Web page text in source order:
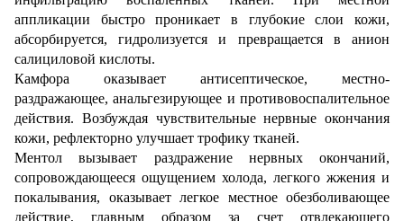
аппликации быстро проникает в глубокие слои кожи,
абсорбируется, гидролизуется и превращается в анион
салициловой кислоты.
Камфора оказывает антисептическое, местно-
раздражающее, анальгезирующее и противовоспалительное
действия. Возбуждая чувствительные нервные окончания
кожи, рефлекторно улучшает трофику тканей.
Ментол вызывает раздражение нервных окончаний,
сопровождающееся ощущением холода, легкого жжения и
покалывания, оказывает легкое местное обезболивающее
действие, главным образом за счет отвлекающего